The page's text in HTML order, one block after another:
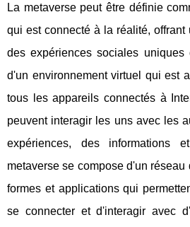
La metaverse peut être définie
qui est connecté à la réalité, offrant
des expériences sociales
d'un environnement virtuel qui est
tous les appareils connectés à
peuvent interagir les uns avec les
expériences, des informations
metaverse se compose d'un réseau
formes et applications qui
se connecter et d'interagir avec